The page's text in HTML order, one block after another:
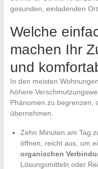
gesunden, einladenden
Welche
machen Ihr
und
In den meisten
höhere
Phänomen zu begrenzen,
übernehmen.
Zehn Minuten am Tag
öffnen, reicht aus, um
organischen
Lösungsmitteln oder